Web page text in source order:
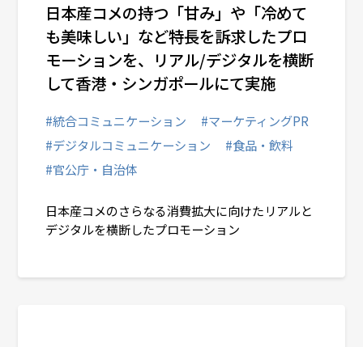
日本産コメのさらなる消費拡大に向けたリアルと
デジタルを横断したプロモーション
#統合コミュニケーション
#マーケティングPR
#デジタルコミュニケーション
#食品・飲料
#官公庁・自治体
日本産コメの持つ「甘み」や「冷めて
も美味しい」など特長を訴求したプロ
モーションを、リアル/デジタルを横断
して香港・シンガポールにて実施